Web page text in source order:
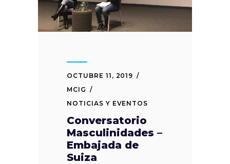
OCTUBRE 11, 2019
MCIG
NOTICIAS Y EVENTOS
Conversatorio
Masculinidades –
Embajada de
Suiza